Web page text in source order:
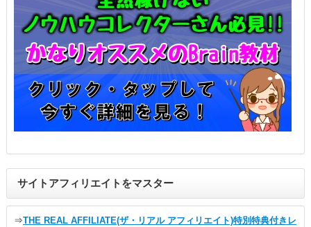
サイトアフィリエイトをマスター
⇒THE REAL AFFILIATE(ザ・リアル アフィリエイト)特別特典付きレ